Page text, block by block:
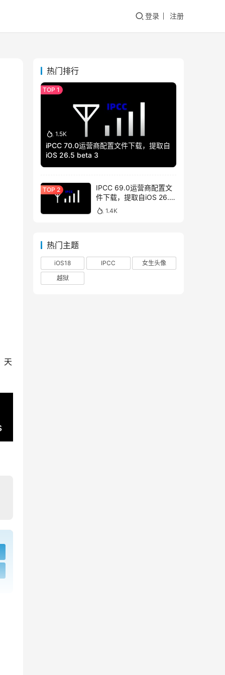
登录 注册
天
热门排行
1.5K
iPCC 70.0运营商配置文件下载，提取自
iOS 26.5 beta 3
IPCC 69.0运营商配置文
件下载，提取自iOS 26.4
beta 3
1.4K
热门主题
iOS18 IPCC
女生头像
越狱